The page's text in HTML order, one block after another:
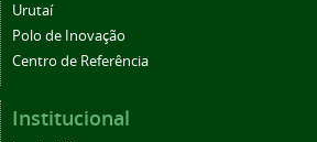
Urutaí
Polo de Inovação
Centro de Referência
Institucional